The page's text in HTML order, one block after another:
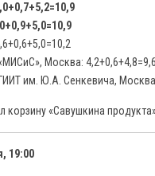
Москва: 4,2+0,6+4,8=9,6
им. Ю.А. Сенкевича,
корзину «Савушкина
19:00